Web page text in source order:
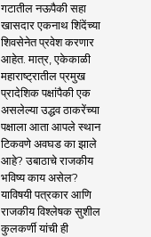
गटातील नऊपैकी सहा
खासदार एकनाथ शिंदेंच्या
शिवसेनेत प्रवेश करणार
आहेत. मात्र, एकेकाळी
महाराष्ट्रातील प्रमुख
प्रादेशिक पक्षांपैकी एक
असलेल्या उद्धव ठाकरेंच्या
पक्षाला आता आपले स्थान
टिकवणे अवघड का झाले
आहे? उबाठाचे राजकीय
भविष्य काय असेल?
याविषयी पत्रकार आणि
राजकीय विश्लेषक सुशील
कुलकर्णी यांची ही